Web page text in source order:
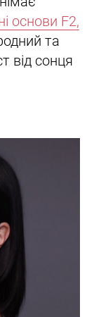
основи F2,
та
від сонця